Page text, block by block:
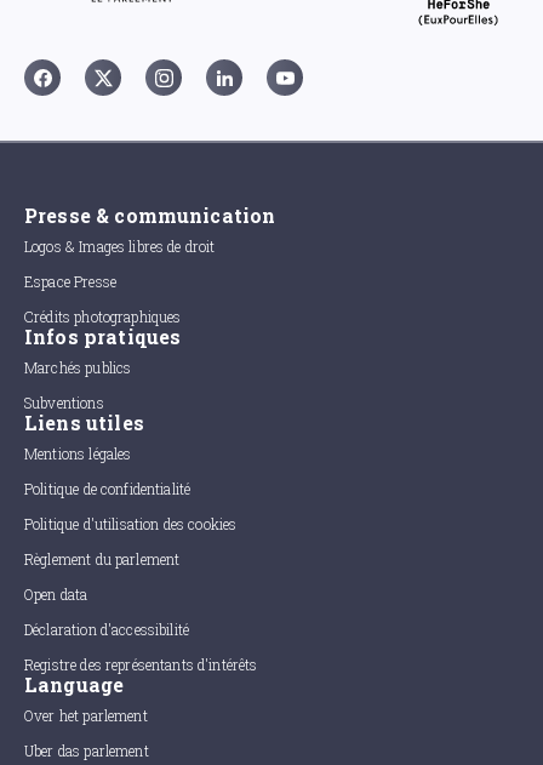
Presse & communication
Logos & Images libres de droit
Espace Presse
Crédits photographiques
Infos pratiques
Marchés publics
Subventions
Liens utiles
Mentions légales
Politique de confidentialité
Politique d'utilisation des cookies
Règlement du parlement
Open data
Déclaration d'accessibilité
Registre des représentants d'intérêts
Language
Over het parlement
Uber das parlement